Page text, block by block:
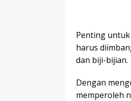
Penting
harus
dan biji-bijian.
Dengan
memperoleh